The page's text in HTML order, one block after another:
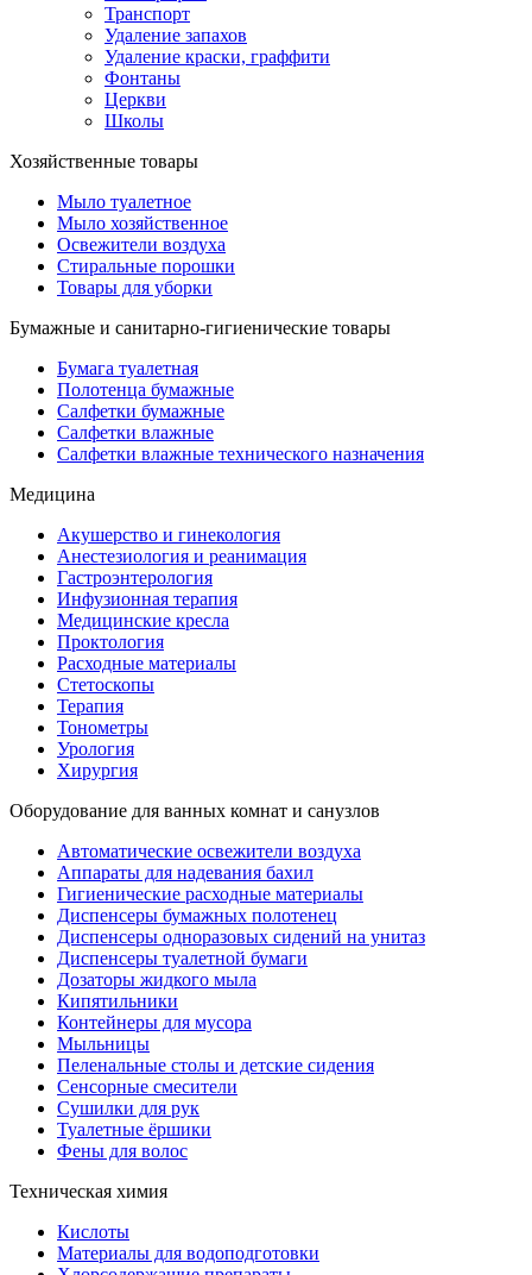
Транспорт
Удаление запахов
Удаление краски, граффити
Фонтаны
Церкви
Школы
Хозяйственные товары
Мыло туалетное
Мыло хозяйственное
Освежители воздуха
Стиральные порошки
Товары для уборки
Бумажные и санитарно-гигиенические товары
Бумага туалетная
Полотенца бумажные
Салфетки бумажные
Салфетки влажные
Салфетки влажные технического назначения
Медицина
Акушерство и гинекология
Анестезиология и реанимация
Гастроэнтерология
Инфузионная терапия
Медицинские кресла
Проктология
Расходные материалы
Стетоскопы
Терапия
Тонометры
Урология
Хирургия
Оборудование для ванных комнат и санузлов
Автоматические освежители воздуха
Аппараты для надевания бахил
Гигиенические расходные материалы
Диспенсеры бумажных полотенец
Диспенсеры одноразовых сидений на унитаз
Диспенсеры туалетной бумаги
Дозаторы жидкого мыла
Кипятильники
Контейнеры для мусора
Мыльницы
Пеленальные столы и детские сидения
Сенсорные смесители
Сушилки для рук
Туалетные ёршики
Фены для волос
Техническая химия
Кислоты
Материалы для водоподготовки